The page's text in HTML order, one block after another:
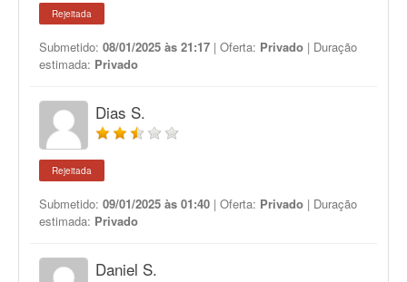
Rejeitada
Submetido: 08/01/2025 às 21:17 | Oferta: Privado | Duração
estimada: Privado
Dias S.
Rejeitada
Submetido: 09/01/2025 às 01:40 | Oferta: Privado | Duração
estimada: Privado
Daniel S.